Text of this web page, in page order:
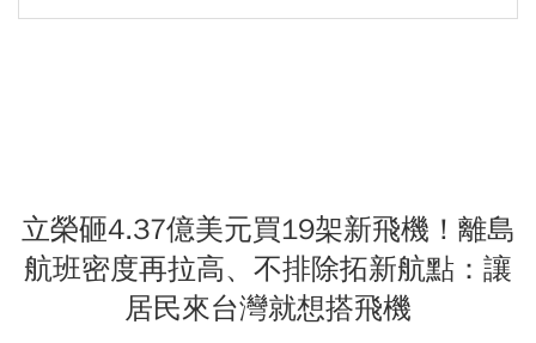
立榮砸4.37億美元買19架新飛機！離島
航班密度再拉高、不排除拓新航點：讓
居民來台灣就想搭飛機